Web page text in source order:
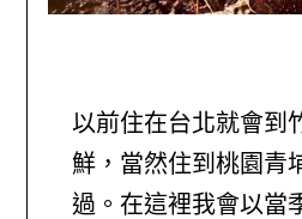
以前住在台北就會到
鮮，當然住到桃園青
過。在這裡我會以當